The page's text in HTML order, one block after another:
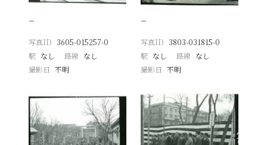
−
写真ID 3605-015257-0
駅 なし 路線 なし
撮影日
不明
−
写真ID 3803-031815-0
駅 なし 路線 なし
撮影日 不明